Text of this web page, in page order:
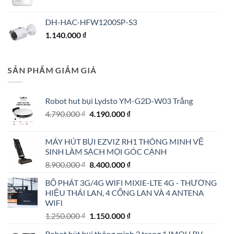
DH-HAC-HFW1200SP-S3
1.140.000 ₫
SẢN PHẨM GIẢM GIÁ
Robot hut bụi Lydsto YM-G2D-W03 Trắng
4.790.000₫ Giá
4.790.000 ₫.
4.190.000 ₫Giá
là:
4.190.000 ₫.
MÁY HÚT BỤI EZVIZ RH1 THÔNG MINH VỆ
SINH LÀM SẠCH MỌI GÓC CẠNH
8.900.000₫ Giá
là:
8.900.000 ₫.
8.400.000 ₫Giá
tại
là:
BỘ PHÁT 3G/4G WIFI MIXIE-LTE 4G - THƯƠNG
HIỆU THÁI LAN, 4 CỔNG LAN VÀ 4 ANTENA
WIFI
1.250.000₫ Giá
1.150.000 ₫Giá